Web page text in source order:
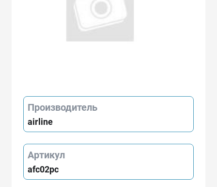
Производитель
airline
Артикул
afc02pc